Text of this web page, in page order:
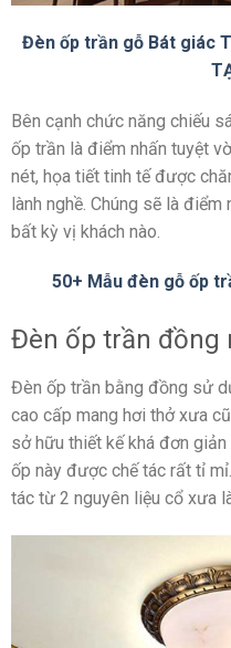
Đèn ốp trần gỗ Bát giác
Bên cạnh chức năng chiếu
ốp trần là điểm nhấn tuyệt
nét, họa tiết tinh tế được
lành nghề. Chúng sẽ là
bất kỳ vị khách nào.
50+ Mẫu đèn gỗ ốp
Đèn ốp trần đồng
Đèn ốp trần bằng đồng sử
cao cấp mang hơi thở xưa
sở hữu thiết kế khá đơn
ốp này được chế tác rất tỉ
tác từ 2 nguyên liệu cổ xưa